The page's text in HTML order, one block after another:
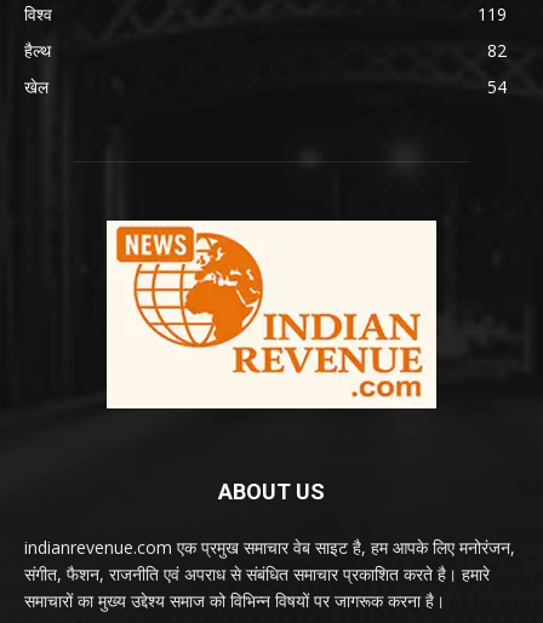
विश्व
119
हैल्थ
82
खेल
54
ABOUT US
indianrevenue.com एक प्रमुख समाचार वेब साइट है, हम आपके लिए मनोरंजन,
संगीत, फैशन, राजनीति एवं अपराध से संबंधित समाचार प्रकाशित करते है। हमारे
समाचारों का मुख्य उद्देश्य समाज को विभिन्न विषयों पर जागरूक करना है।